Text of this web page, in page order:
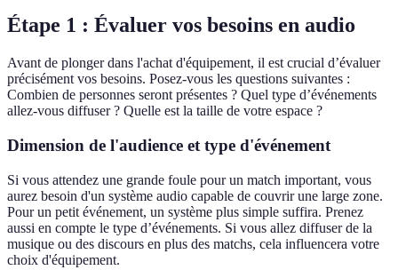
Étape 1 : Évaluer vos besoins en audio
Avant de plonger dans l'achat d'équipement, il est crucial d’évaluer
précisément vos besoins. Posez-vous les questions suivantes :
Combien de personnes seront présentes ? Quel type d’événements
allez-vous diffuser ? Quelle est la taille de votre espace ?
Dimension de l'audience et type d'événement
Si vous attendez une grande foule pour un match important, vous
aurez besoin d'un système audio capable de couvrir une large zone.
Pour un petit événement, un système plus simple suffira. Prenez
aussi en compte le type d’événements. Si vous allez diffuser de la
musique ou des discours en plus des matchs, cela influencera votre
choix d'équipement.